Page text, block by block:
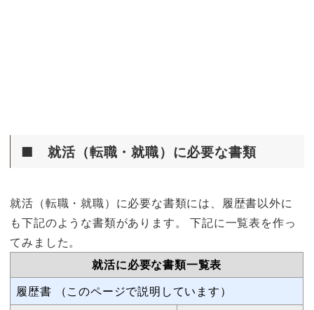
■ 就活（転職・就職）に必要な書類
就活（転職・就職）に必要な書類には、履歴書以外に
も下記のような書類があります。 下記に一覧表を作っ
てみました。
就活に必要な書類一覧表
履歴書 （このページで説明しています）